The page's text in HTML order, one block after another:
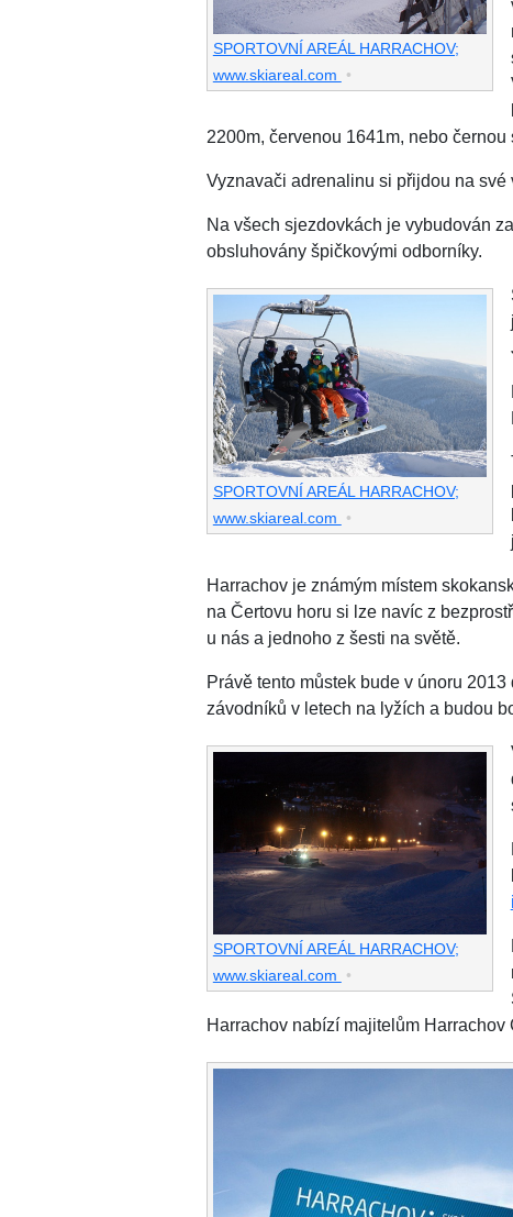
SPORTOVNÍ AREÁL HARRACHOV;
www.skiareal.com
•
2200m, červenou 1641m, nebo
Vyznavači adrenalinu si přijdou na
Na všech sjezdovkách je vybudován
obsluhovány špičkovými odborníky.
SPORTOVNÍ AREÁL HARRACHOV;
www.skiareal.com
•
Harrachov je známým místem
na Čertovu horu si lze navíc z
u nás a jednoho z šesti na světě.
Právě tento můstek bude v únoru
závodníků v letech na lyžích a budou
SPORTOVNÍ AREÁL HARRACHOV;
www.skiareal.com
•
Harrachov nabízí majitelům Harrachov